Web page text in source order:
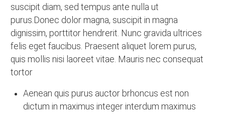
suscipit diam, sed tempus ante nulla ut
purus.Donec dolor magna, suscipit in magna
dignissim, porttitor hendrerit. Nunc gravida ultrices
felis eget faucibus. Praesent aliquet lorem purus,
quis mollis nisi laoreet vitae. Mauris nec consequat
tortor
Aenean quis purus auctor brhoncus est non
dictum in maximus integer interdum maximus